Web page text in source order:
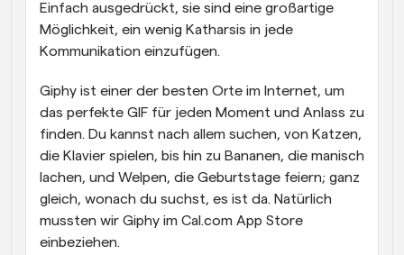
Einfach ausgedrückt, sie sind eine großartige
Möglichkeit, ein wenig Katharsis in jede
Kommunikation einzufügen.
Giphy ist einer der besten Orte im Internet, um
das perfekte GIF für jeden Moment und Anlass zu
finden. Du kannst nach allem suchen, von Katzen,
die Klavier spielen, bis hin zu Bananen, die manisch
lachen, und Welpen, die Geburtstage feiern; ganz
gleich, wonach du suchst, es ist da. Natürlich
mussten wir Giphy im Cal.com App Store
einbeziehen.